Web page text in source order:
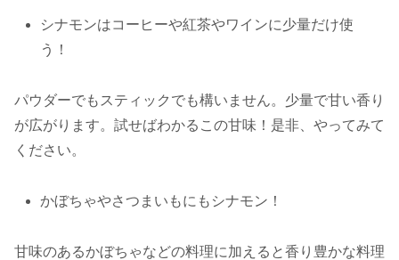
シナモンはコーヒーや紅茶やワインに少量だけ使
う！
パウダーでもスティックでも構いません。少量で甘い香り
が広がります。試せばわかるこの甘味！是非、やってみて
ください。
かぼちゃやさつまいもにもシナモン！
甘味のあるかぼちゃなどの料理に加えると香り豊かな料理